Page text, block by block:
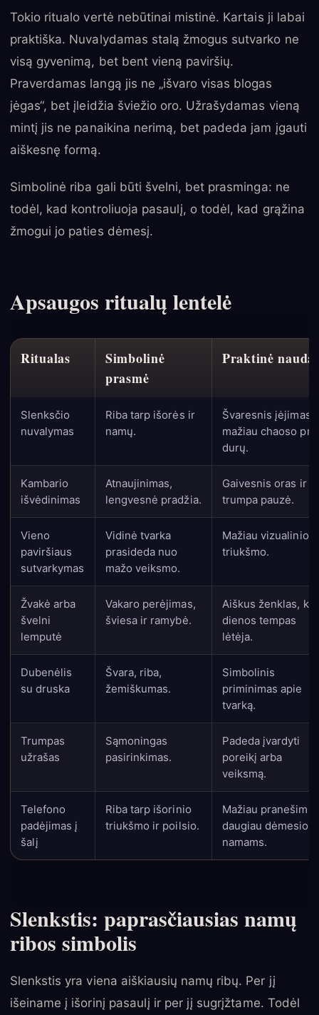
Tokio ritualo vertė nebūtinai mistinė. Kartais ji labai
praktiška. Nuvalydamas stalą žmogus sutvarko ne
visą gyvenimą, bet bent vieną paviršių.
Praverdamas langą jis ne „išvaro visas blogas
jėgas“, bet įleidžia šviežio oro. Užrašydamas vieną
mintį jis ne panaikina nerimą, bet padeda jam įgauti
aiškesnę formą.
Simbolinė riba gali būti švelni, bet prasminga: ne
todėl, kad kontroliuoja pasaulį, o todėl, kad grąžina
žmogui jo paties dėmesį.
Apsaugos ritualų lentelė
Ritualas
Simbolinė
prasmė
Praktinė nauda
Slenksčio
nuvalymas
Riba tarp išorės ir
namų.
Švaresnis įėjimas,
mažiau chaoso
durų.
Kambario
išvėdinimas
Atnaujinimas,
lengvesnė pradžia.
Gaivesnis oras ir
trumpa pauzė.
Vieno
paviršiaus
sutvarkymas
Vidinė tvarka
prasideda nuo
mažo veiksmo.
Mažiau vizualinio
triukšmo.
Žvakė arba
švelni
lemputė
Vakaro perėjimas,
šviesa ir ramybė.
Aiškus ženklas,
dienos tempas
lėtėja.
Dubenėlis
su druska
Švara, riba,
žemiškumas.
Simbolinis
priminimas apie
tvarką.
Trumpas
užrašas
Sąmoningas
pasirinkimas.
Padeda įvardyti
poreikį arba
veiksmą.
Telefono
padėjimas į
šalį
Riba tarp išorinio
triukšmo ir poilsio.
Mažiau pranešimų
daugiau dėmesio
namams.
Slenkstis: paprasčiausias namų
ribos simbolis
Slenkstis yra viena aiškiausių namų ribų. Per jį
išeiname į išorinį pasaulį ir per jį sugrįžtame. Todėl